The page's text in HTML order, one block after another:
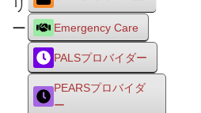
リ
ー
Emergency Care
PALSプロバイダー
PEARSプロバイダ
ー